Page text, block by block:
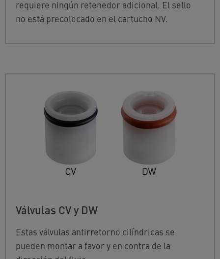
requiere ningún retenedor adicional. El sello
no está precolocado en el cartucho NV.
Válvulas CV y DW
Estas válvulas antirretorno cilíndricas se
pueden montar a favor y en contra de la